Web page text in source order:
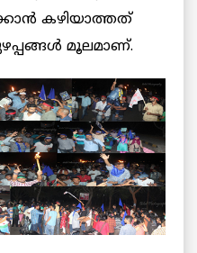
കഴിയാത്തത്
മൂലമാണ്.